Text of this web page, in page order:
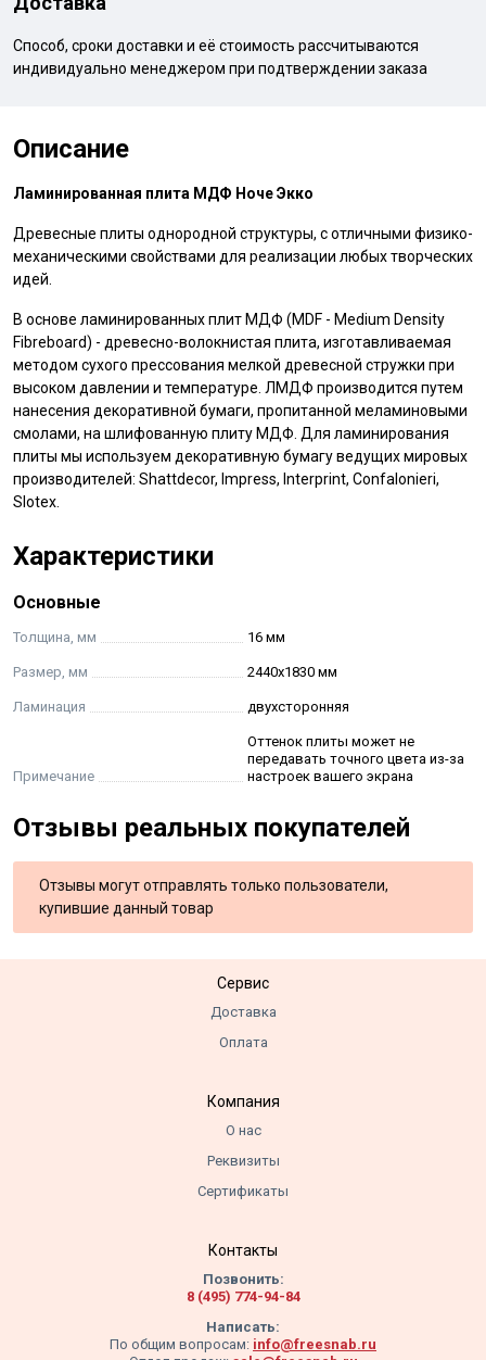
Способ, сроки доставки и её стоимость рассчитываются
индивидуально менеджером при подтверждении заказа
Описание
Ламинированная плита МДФ Ноче Экко
Древесные плиты однородной структуры, с отличными физико-
механическими свойствами для реализации любых творческих
идей.
В основе ламинированных плит МДФ (MDF - Medium Density
Fibreboard) - древесно-волокнистая плита, изготавливаемая
методом сухого прессования мелкой древесной стружки при
высоком давлении и температуре. ЛМДФ производится путем
нанесения декоративной бумаги, пропитанной меламиновыми
смолами, на шлифованную плиту МДФ. Для ламинирования
плиты мы используем декоративную бумагу ведущих мировых
производителей: Shattdecor, Impress, Interprint, Confalonieri,
Slotex.
Характеристики
Основные
Толщина, мм 16 мм
Размер, мм 2440х1830 мм
Ламинация двухсторонняя
Примечание
Оттенок плиты может не
передавать точного цвета из-за
настроек вашего экрана
Отзывы реальных покупателей
Отзывы могут отправлять только пользователи,
купившие данный товар
Сервис
Доставка
Оплата
Компания
О нас
Реквизиты
Сертификаты
Контакты
Позвонить:
8 (495) 774-94-84
Написать:
По общим вопросам: info@freesnab.ru